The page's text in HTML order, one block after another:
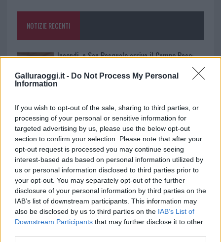
Galluraoggi.it - Do Not Process My Personal
Information
If you wish to opt-out of the sale, sharing to third parties, or
processing of your personal or sensitive information for
targeted advertising by us, please use the below opt-out
section to confirm your selection. Please note that after your
opt-out request is processed you may continue seeing
interest-based ads based on personal information utilized by
us or personal information disclosed to third parties prior to
your opt-out. You may separately opt-out of the further
disclosure of your personal information by third parties on the
IAB’s list of downstream participants. This information may
also be disclosed by us to third parties on the IAB’s List of
Downstream Participants that may further disclose it to other
o
k
p
NOTIZIE RECENTI
Incendi, a San Pasquale arriva il Campo Base:
partecipazione per il suo racconto
Calangianus, allarme sul centro accoglienza
minori, Albieri: “Episodi gravissimi”
Gallura, finti clienti svuotano le suite: furto da
50mila nel resort
Meteo Olbia 7 agosto, sole e caldo tornano
protagonisti